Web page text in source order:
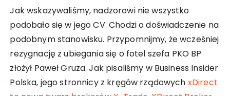
Jak wskazywaliśmy, nadzorowi nie wszystko
podobało się w jego CV. Chodzi o doświadczenie na
podobnym stanowisku. Przypomnijmy, że wcześniej
rezygnację z ubiegania się o fotel szefa PKO BP
złożył Paweł Gruza. Jak pisaliśmy w Business Insider
Polska, jego stronnicy z kręgów rządowych xDirect